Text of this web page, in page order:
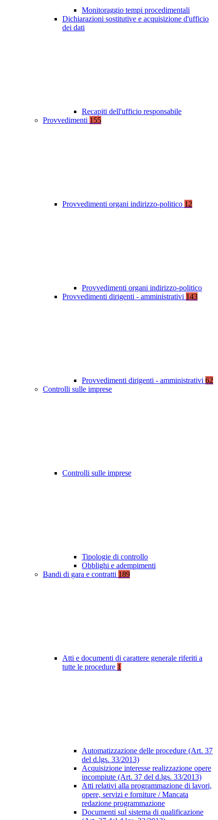
Monitoraggio tempi procedimentali
Dichiarazioni sostitutive e acquisizione d'ufficio
dei dati
Recapiti dell'ufficio responsabile
Provvedimenti 155
Provvedimenti organi indirizzo-politico 12
Provvedimenti organi indirizzo-politico
Provvedimenti dirigenti - amministrativi 143
Provvedimenti dirigenti - amministrativi 62
Controlli sulle imprese
Controlli sulle imprese
Tipologie di controllo
Obblighi e adempimenti
Bandi di gara e contratti 189
Atti e documenti di carattere generale riferiti a
tutte le procedure 1
Automatizzazione delle procedure (Art. 37
del d.lgs. 33/2013)
Acquisizione interesse realizzazione opere
incompiute (Art. 37 del d.lgs. 33/2013)
Atti relativi alla programmazione di lavori,
opere, servizi e forniture / Mancata
redazione programmazione
Documenti sul sistema di qualificazione